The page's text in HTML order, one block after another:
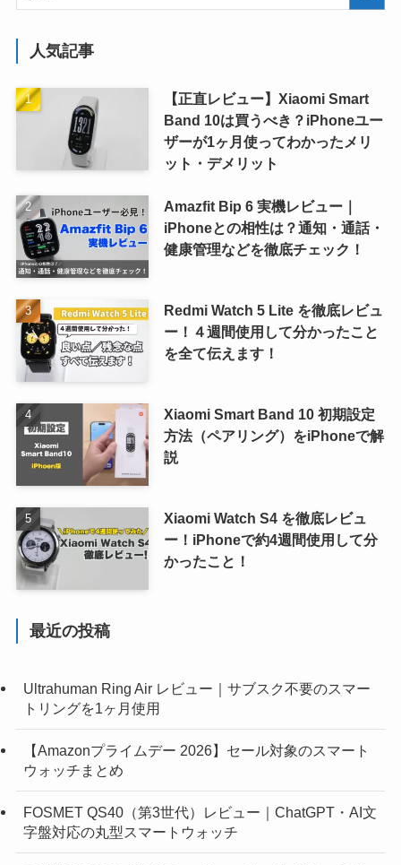
人気記事
【正直レビュー】Xiaomi Smart
Band 10は買うべき？iPhoneユー
ザーが1ヶ月使ってわかったメリ
ット・デメリット
Amazfit Bip 6 実機レビュー｜
iPhoneとの相性は？通知・通話・
健康管理などを徹底チェック！
Redmi Watch 5 Lite を徹底レビュ
ー！４週間使用して分かったこと
を全て伝えます！
Xiaomi Smart Band 10 初期設定
方法（ペアリング）をiPhoneで解
説
Xiaomi Watch S4 を徹底レビュ
ー！iPhoneで約4週間使用して分
かったこと！
最近の投稿
Ultrahuman Ring Air レビュー｜サブスク不要のスマー
トリングを1ヶ月使用
【Amazonプライムデー 2026】セール対象のスマート
ウォッチまとめ
FOSMET QS40（第3世代）レビュー｜ChatGPT・AI文
字盤対応の丸型スマートウォッチ